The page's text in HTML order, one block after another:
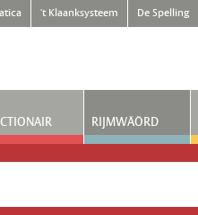
't Klaanksysteem De Spelling
RIJMWÄÖRD